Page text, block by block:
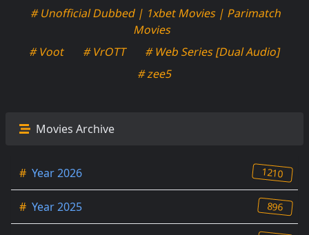
# Unofficial Dubbed | 1xbet Movies | Parimatch
Movies
# Voot
# VrOTT
# Web Series [Dual Audio]
# zee5
Movies Archive
# Year 2026 1210
# Year 2025 896